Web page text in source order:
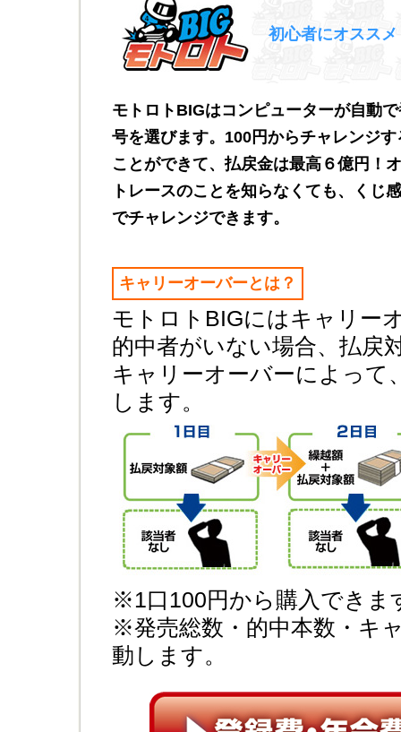
初心者にオススメ
モトロトBIGはコンピューターが自動
号を選びます。100円からチャレンジす
ことができて、払戻金は最高６億円！
トレースのことを知らなくても、くじ
でチャレンジできます。
キャリーオーバーとは？
モトロトBIGにはキャリー
的中者がいない場合、払戻
キャリーオーバーによって
します。
※1口100円から購入できま
※発売総数・的中本数・キ
動します。